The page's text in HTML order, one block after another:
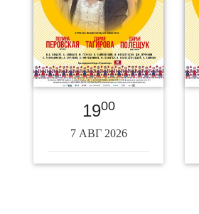
1900
7 АВГ 2026